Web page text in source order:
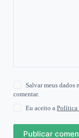
Salvar meus dados
comentar.
Eu aceito aPolítica
Publicar